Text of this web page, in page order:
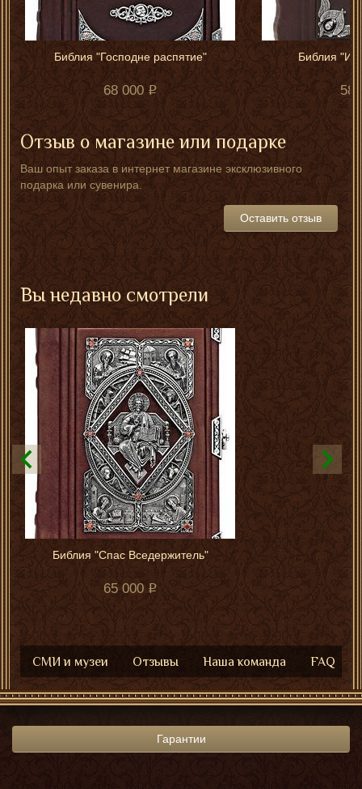
Библия "Господне распятие"
68 000
Библия
58
Отзыв о магазине или подарке
Ваш опыт заказа в интернет магазине эксклюзивного
подарка или сувенира.
Оставить отзыв
Вы недавно смотрели
Библия "Спас Вседержитель"
65 000
СМИ и музеи Отзывы Наша команда FAQ
Гарантии